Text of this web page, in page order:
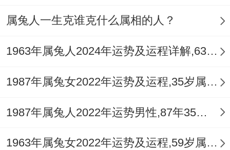
属兔人一生克谁克什么属相的人？
1963年属兔人2024年运势及运程详解,63年出生61岁肖兔人在2024全年每月运势完整版
1987年属兔女2022年运势及运程,35岁属兔人2022全年每月运势女性如何
1987年属兔人2022年运势男性,87年35岁属兔男2022年每月运程怎么样
1963年属兔女2022年运势及运程,59岁属兔人2022全年每月运势女性如何